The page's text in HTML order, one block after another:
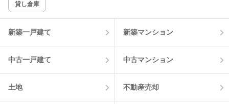
該当件数:
物件一覧に反映
貸し倉庫
新築一戸建て 新築マンション
中古一戸建て 中古マンション
土地 不動産売却